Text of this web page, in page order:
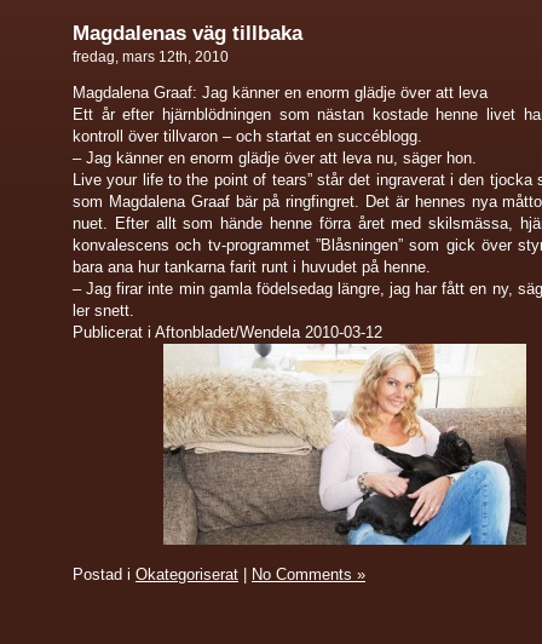
Magdalenas väg tillbaka
fredag, mars 12th, 2010
Magdalena Graaf: Jag känner en enorm glädje över att leva
Ett år efter hjärnblödningen som nästan kostade henne livet
kontroll över tillvaron – och startat en succéblogg.
– Jag känner en enorm glädje över att leva nu, säger hon.
Live your life to the point of tears” står det ingraverat i den tjocka
som Magdalena Graaf bär på ringfingret. Det är hennes nya
nuet. Efter allt som hände henne förra året med skilsmässa,
konvalescens och tv-programmet ”Blåsningen” som gick över
bara ana hur tankarna farit runt i huvudet på henne.
– Jag firar inte min gamla födelsedag längre, jag har fått en ny,
ler snett.
Publicerat i Aftonbladet/Wendela 2010-03-12
Postad i Okategoriserat No Comments »